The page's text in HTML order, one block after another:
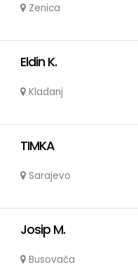
Zenica
Eldin K.
Kladanj
TIMKA
Sarajevo
Josip M.
Busovača